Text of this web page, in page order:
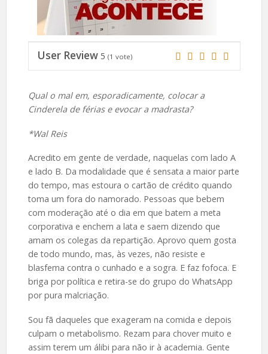
User Review 5 (1 vote)
Qual o mal em, esporadicamente, colocar a
Cinderela de férias e evocar a madrasta?
*Wal Reis
Acredito em gente de verdade, naquelas com lado A
e lado B. Da modalidade que é sensata a maior parte
do tempo, mas estoura o cartão de crédito quando
toma um fora do namorado. Pessoas que bebem
com moderação até o dia em que batem a meta
corporativa e enchem a lata e saem dizendo que
amam os colegas da repartição. Aprovo quem gosta
de todo mundo, mas, às vezes, não resiste e
blasfema contra o cunhado e a sogra. E faz fofoca. E
briga por política e retira-se do grupo do WhatsApp
por pura malcriação.
Sou fã daqueles que exageram na comida e depois
culpam o metabolismo. Rezam para chover muito e
assim terem um álibi para não ir à academia. Gente